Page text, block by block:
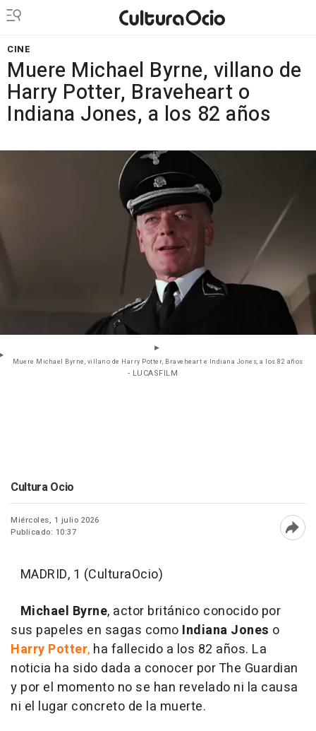
CINE
Muere Michael Byrne, villano de
Harry Potter, Braveheart o
Indiana Jones, a los 82 años
Muere Michael Byrne, villano de Harry Potter, Braveheart e Indiana Jones, a los 82 años
- LUCASFILM
Cultura Ocio
Miércoles, 1 julio 2026
Publicado: 10:37
MADRID, 1 (CulturaOcio)
Michael Byrne, actor británico conocido por
sus papeles en sagas como Indiana Jones o
Harry Potter, ha fallecido a los 82 años. La
noticia ha sido dada a conocer por The Guardian
y por el momento no se han revelado ni la causa
ni el lugar concreto de la muerte.